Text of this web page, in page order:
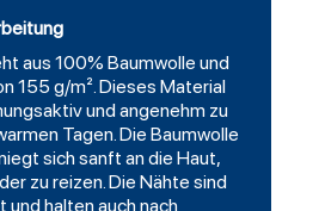
aus 100% Baumwolle und
155 g/m². Dieses Material
und angenehm zu
Tagen. Die Baumwolle
sich sanft an die Haut,
zu reizen. Die Nähte sind
halten auch nach